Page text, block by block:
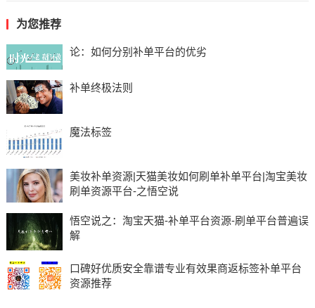
为您推荐
论：如何分别补单平台的优劣
补单终极法则
魔法标签
美妆补单资源|天猫美妆如何刷单补单平台|淘宝美妆
刷单资源平台-之悟空说
悟空说之：淘宝天猫-补单平台资源-刷单平台普遍误
解
口碑好优质安全靠谱专业有效果商返标签补单平台
资源推荐